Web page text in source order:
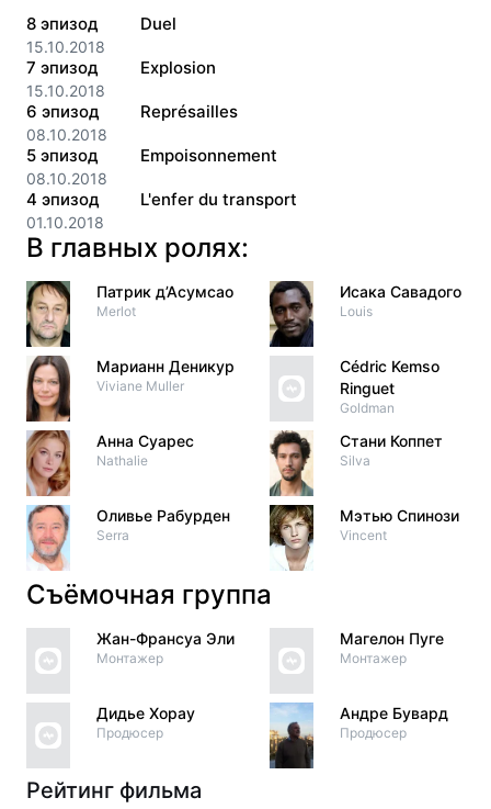
8 эпизод
15.10.2018
Duel
7 эпизод
15.10.2018
Explosion
6 эпизод
08.10.2018
Représailles
5 эпизод
08.10.2018
Empoisonnement
4 эпизод
01.10.2018
L'enfer du transport
В главных ролях:
Патрик д’Асумсао
Merlot
Марианн Деникур
Viviane Muller
Анна Суарес
Nathalie
Оливье Рабурден
Serra
Исака Савадого
Louis
Cédric Kemso
Ringuet
Goldman
Стани Коппет
Silva
Мэтью Спинози
Vincent
Съёмочная группа
Жан-Франсуа Эли
Монтажер
Дидье Хорау
Продюсер
Магелон Пуге
Монтажер
Андре Бувард
Продюсер
Рейтинг фильма